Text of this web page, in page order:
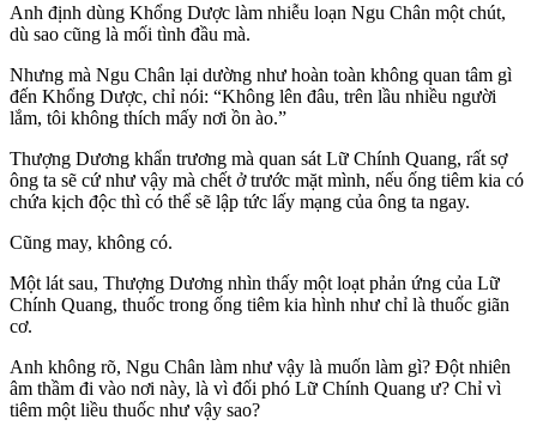
Anh định dùng Khổng Dược làm nhiễu loạn Ngu Chân một chút,
dù sao cũng là mối tình đầu mà.
Nhưng mà Ngu Chân lại dường như hoàn toàn không quan tâm gì
đến Khổng Dược, chỉ nói: “Không lên đâu, trên lầu nhiều người
lắm, tôi không thích mấy nơi ồn ào.”
Thượng Dương khẩn trương mà quan sát Lữ Chính Quang, rất sợ
ông ta sẽ cứ như vậy mà chết ở trước mặt mình, nếu ống tiêm kia có
chứa kịch độc thì có thể sẽ lập tức lấy mạng của ông ta ngay.
Cũng may, không có.
Một lát sau, Thượng Dương nhìn thấy một loạt phản ứng của Lữ
Chính Quang, thuốc trong ống tiêm kia hình như chỉ là thuốc giãn
cơ.
Anh không rõ, Ngu Chân làm như vậy là muốn làm gì? Đột nhiên
âm thầm đi vào nơi này, là vì đối phó Lữ Chính Quang ư? Chỉ vì
tiêm một liều thuốc như vậy sao?